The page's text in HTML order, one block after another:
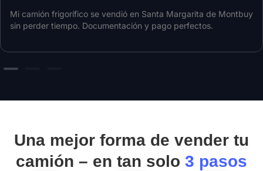
Mi camión frigorífico se vendió en Santa Margarita de Montbuy
sin perder tiempo. Documentación y pago perfectos.
Una mejor forma de vender tu
camión – en tan solo 3 pasos